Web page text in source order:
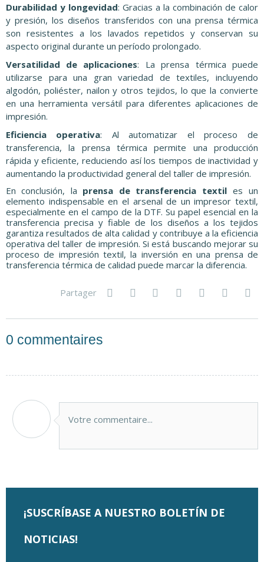
Durabilidad y longevidad: Gracias a la combinación de calor
y presión, los diseños transferidos con una prensa térmica
son resistentes a los lavados repetidos y conservan su
aspecto original durante un período prolongado.
Versatilidad de aplicaciones: La prensa térmica puede
utilizarse para una gran variedad de textiles, incluyendo
algodón, poliéster, nailon y otros tejidos, lo que la convierte
en una herramienta versátil para diferentes aplicaciones de
impresión.
Eficiencia operativa: Al automatizar el proceso de
transferencia, la prensa térmica permite una producción
rápida y eficiente, reduciendo así los tiempos de inactividad y
aumentando la productividad general del taller de impresión.
En conclusión, la prensa de transferencia textil es un
elemento indispensable en el arsenal de un impresor textil,
especialmente en el campo de la DTF. Su papel esencial en la
transferencia precisa y fiable de los diseños a los tejidos
garantiza resultados de alta calidad y contribuye a la eficiencia
operativa del taller de impresión. Si está buscando mejorar su
proceso de impresión textil, la inversión en una prensa de
transferencia térmica de calidad puede marcar la diferencia.
Partager
0 commentaires
Votre commentaire...
¡SUSCRÍBASE A NUESTRO BOLETÍN DE
NOTICIAS!